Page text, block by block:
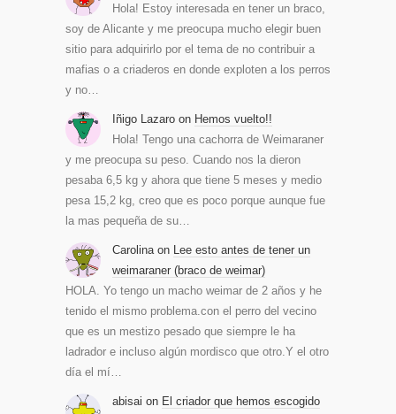
Hola! Estoy interesada en tener un braco,
soy de Alicante y me preocupa mucho elegir buen
sitio para adquirirlo por el tema de no contribuir a
mafias o a criaderos en donde exploten a los perros
y no…
Iñigo Lazaro on Hemos vuelto!!
Hola! Tengo una cachorra de Weimaraner
y me preocupa su peso. Cuando nos la dieron
pesaba 6,5 kg y ahora que tiene 5 meses y medio
pesa 15,2 kg, creo que es poco porque aunque fue
la mas pequeña de su…
Carolina on Lee esto antes de tener un
weimaraner (braco de weimar)
HOLA. Yo tengo un macho weimar de 2 años y he
tenido el mismo problema.con el perro del vecino
que es un mestizo pesado que siempre le ha
ladrador e incluso algún mordisco que otro.Y el otro
día el mí…
abisai on El criador que hemos escogido